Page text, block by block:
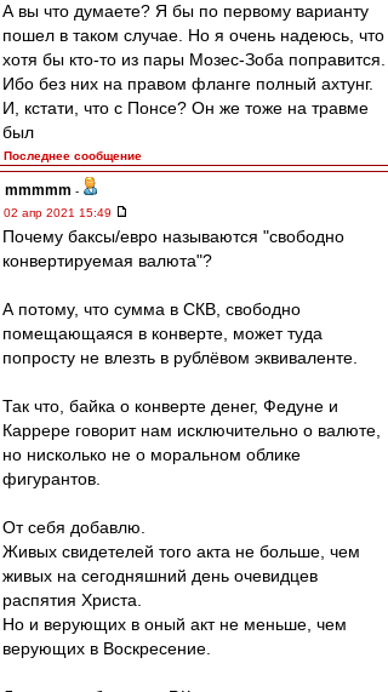
А вы что думаете? Я бы по первому варианту
пошел в таком случае. Но я очень надеюсь, что
хотя бы кто-то из пары Мозес-Зоба поправится.
Ибо без них на правом фланге полный ахтунг.
И, кстати, что с Понсе? Он же тоже на травме
был
Последнее сообщение
mmmmm -
02 апр 2021 15:49
Почему баксы/евро называются "свободно
конвертируемая валюта"?
А потому, что сумма в СКВ, свободно
помещающаяся в конверте, может туда
попросту не влезть в рублёвом эквиваленте.
Так что, байка о конверте денег, Федуне и
Каррере говорит нам исключительно о валюте,
но нисколько не о моральном облике
фигурантов.
От себя добавлю.
Живых свидетелей того акта не больше, чем
живых на сегодняшний день очевидцев
распятия Христа.
Но и верующих в оный акт не меньше, чем
верующих в Воскресение.